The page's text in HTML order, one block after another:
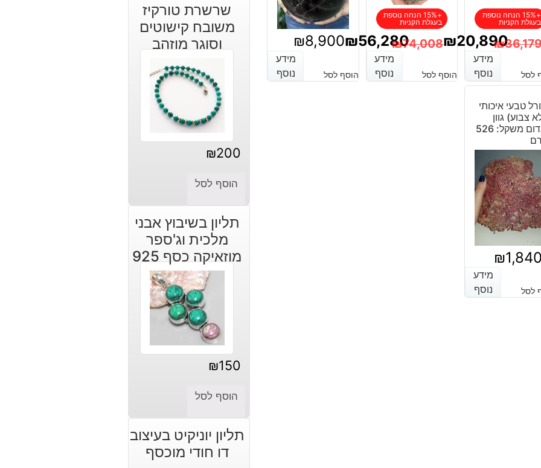
+15% הנחה נוספת
בעגלת הקניות
₪
₪20,890
מידע
נוסף
לסל
מידע
נוסף
+15% הנחה נוספת
בעגלת הקניות
₪74,008
המקורי
₪56,280
הנוכחי
מידע
נוסף
הוסף לסל
מידע
נוסף
₪8,900
מידע
נוסף
הוסף לסל
מידע
נוסף
טבעי איכותי
צבוע) גוון
אדום משקל: 526
₪1,840
מידע
נוסף
לסל
מידע
נוסף
היה:
₪110.
הוא:
₪90.
שרשרת טורקיז
משובח קישוטים
וסוגר מוזהב
₪200
הוסף לסל
תליון בשיבוץ אבני
מלכית וג'ספר
מוזאיקה כסף 925
₪150
הוסף לסל
תליון יוניקיט בעיצוב
דו חודי מוכסף